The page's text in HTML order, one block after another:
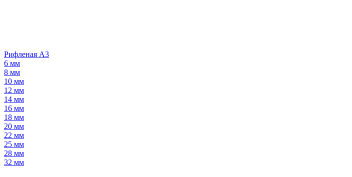
Рифленая А3
6 мм
8 мм
10 мм
12 мм
14 мм
16 мм
18 мм
20 мм
22 мм
25 мм
28 мм
32 мм